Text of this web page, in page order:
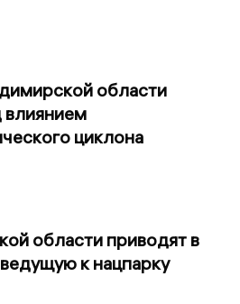
области
влиянием
циклона
области приводят в
к нацпарку